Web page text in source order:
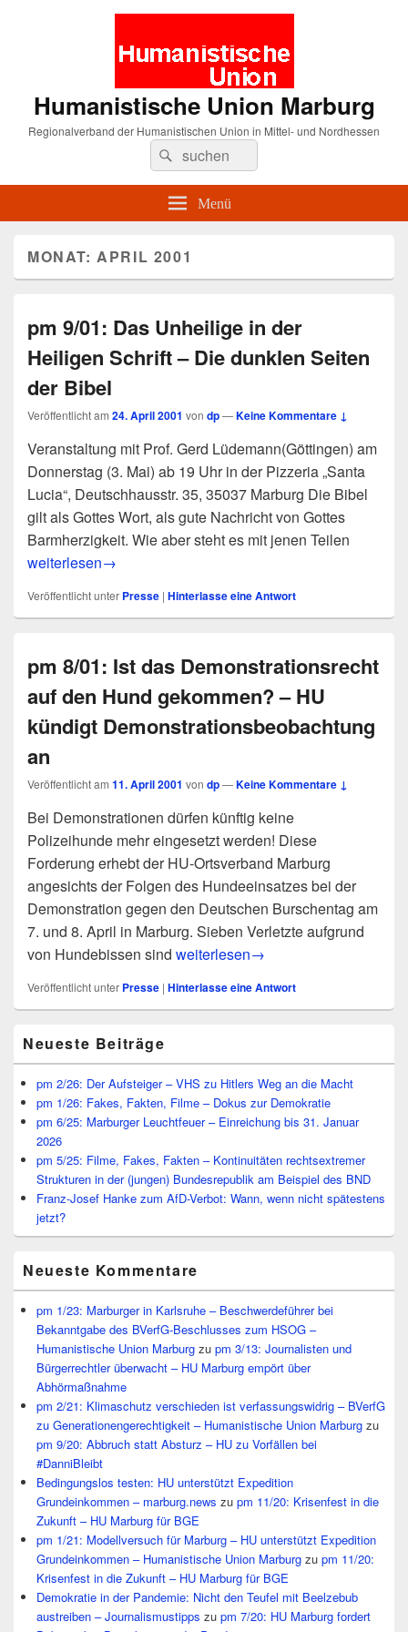
Humanistische Union Marburg
Regionalverband der Humanistischen Union in Mittel- und Nordhessen
Suche
nach:
Suchen
Menü
MONAT:APRIL 2001
pm 9/01: Das Unheilige in der
Heiligen Schrift – Die dunklen Seiten
der Bibel
Veröffentlicht am 24. April 2001 von dp—Keine Kommentare ↓
Veranstaltung mit Prof. Gerd Lüdemann(Göttingen) am
Donnerstag (3. Mai) ab 19 Uhr in der Pizzeria „Santa
Lucia“, Deutschhausstr. 35, 35037 Marburg Die Bibel
gilt als Gottes Wort, als gute Nachricht von Gottes
Barmherzigkeit. Wie aber steht es mit jenen Teilen
pm 9/01: Das Unheilige in der Heiligen Schrift – Die
weiterlesen→
Veröffentlicht unter Presse | Hinterlasse eine Antwort
pm 8/01: Ist das Demonstrationsrecht
auf den Hund gekommen? – HU
kündigt Demonstrationsbeobachtung
an
Veröffentlicht am 11. April 2001 von dp—Keine Kommentare ↓
Bei Demonstrationen dürfen künftig keine
Polizeihunde mehr eingesetzt werden! Diese
Forderung erhebt der HU-Ortsverband Marburg
angesichts der Folgen des Hundeeinsatzes bei der
Demonstration gegen den Deutschen Burschentag am
7. und 8. April in Marburg. Sieben Verletzte aufgrund
von Hundebissen sind pm 8/01: Ist das
weiterlesen→
Veröffentlicht unter Presse | Hinterlasse eine Antwort
Seitenleisten
Widget-
Bereich
Neueste Beiträge
pm 2/26: Der Aufsteiger – VHS zu Hitlers Weg an die Macht
pm 1/26: Fakes, Fakten, Filme – Dokus zur Demokratie
pm 6/25: Marburger Leuchtfeuer – Einreichung bis 31. Januar
2026
pm 5/25: Filme, Fakes, Fakten – Kontinuitäten rechtsextremer
Strukturen in der (jungen) Bundesrepublik am Beispiel des BND
Franz-Josef Hanke zum AfD-Verbot: Wann, wenn nicht spätestens
jetzt?
Neueste Kommentare
pm 1/23: Marburger in Karlsruhe – Beschwerdeführer bei
Bekanntgabe des BVerfG-Beschlusses zum HSOG –
Humanistische Union Marburg zu pm 3/13: Journalisten und
Bürgerrechtler überwacht – HU Marburg empört über
Abhörmaßnahme
pm 2/21: Klimaschutz verschieden ist verfassungswidrig – BVerfG
zu Generationengerechtigkeit – Humanistische Union Marburg zu
pm 9/20: Abbruch statt Absturz – HU zu Vorfällen bei
#DanniBleibt
Bedingungslos testen: HU unterstützt Expedition
Grundeinkommen – marburg.news zu pm 11/20: Krisenfest in die
Zukunft – HU Marburg für BGE
pm 1/21: Modellversuch für Marburg – HU unterstützt Expedition
Grundeinkommen – Humanistische Union Marburg zu pm 11/20:
Krisenfest in die Zukunft – HU Marburg für BGE
Demokratie in der Pandemie: Nicht den Teufel mit Beelzebub
austreiben – Journalismustipps zu pm 7/20: HU Marburg fordert